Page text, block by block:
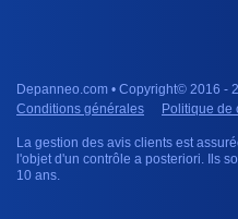
Depanneo.com • Copyright© 2016 -
Conditions générales
Politique de
La gestion des avis clients est
l'objet d'un contrôle a posteriori. Ils
10 ans.